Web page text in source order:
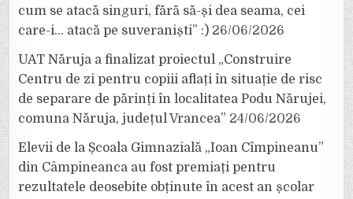
cum se atacă singuri, fără să-și dea seama, cei
care-i… atacă pe suveraniști” :) 26/06/2026
UAT Năruja a finalizat proiectul „Construire
Centru de zi pentru copiii aflați în situație de risc
de separare de părinți în localitatea Podu Nărujei,
comuna Năruja, județul Vrancea” 24/06/2026
Elevii de la Școala Gimnazială „Ioan Cîmpineanu”
din Câmpineanca au fost premiați pentru
rezultatele deosebite obținute în acest an școlar